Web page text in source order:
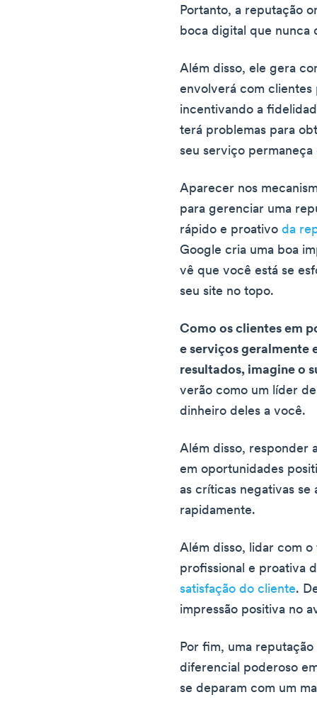
Portanto, a reputação
boca digital que nunca
Além disso, ele gera
envolverá com clientes
incentivando a
terá problemas para
seu serviço permaneça
Aparecer nos
para gerenciar uma
rápido e proativoda
Google cria uma boa
vê que você está se
seu site no topo.
Como os clientes em
e serviços geralmente
resultados, imagine o
verão como um líder
dinheiro deles a você.
Além disso, responder
em oportunidades
as críticas negativas
rapidamente.
Além disso, lidar com
profissional e proativa
satisfação do cliente.
impressão positiva no
Por fim, uma
diferencial poderoso
se deparam com um